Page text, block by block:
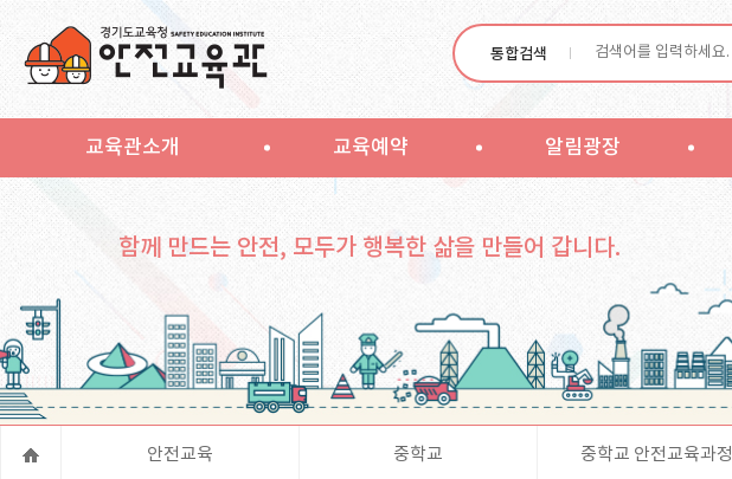
통합검색
교육관소개 교육예약 알림광장
함께 만드는 안전, 모두가 행복한 삶을 만들어 갑니다.
안전교육 중학교 중학교 안전교육과정